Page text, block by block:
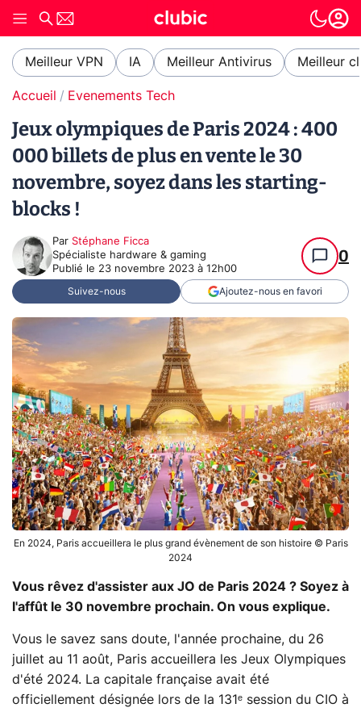
Meilleur VPN IA Meilleur Antivirus Meilleur
Accueil Evenements Tech
Jeux olympiques de Paris 2024 : 400
000 billets de plus en vente le 30
novembre, soyez dans les starting-
blocks !
Par Stéphane Ficca
Spécialiste hardware & gaming
Publié le 23 novembre 2023 à 12h00
0
Suivez-nous Ajoutez-nous en favori
En 2024, Paris accueillera le plus grand évènement de son histoire © Paris
2024
Vous rêvez d'assister aux JO de Paris 2024 ? Soyez à
l'affût le 30 novembre prochain. On vous explique.
Vous le savez sans doute, l'année prochaine, du 26
juillet au 11 août, Paris accueillera les Jeux Olympiques
d'été 2024. La capitale française avait été
officiellement désignée lors de la 131ᵉ session du CIO à